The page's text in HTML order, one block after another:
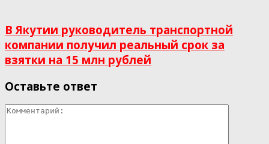
В Якутии руководитель транспортной
компании получил реальный срок за
взятки на 15 млн рублей
Оставьте ответ